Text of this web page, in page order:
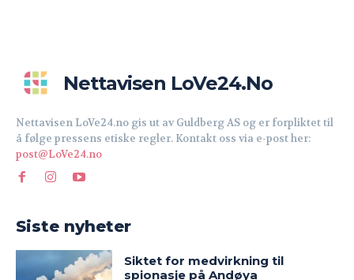
Nettavisen LoVe24.no
Nettavisen LoVe24.no gis ut av Guldberg AS og er forpliktet til
å følge pressens etiske regler. Kontakt oss via e-post her:
post@LoVe24.no
Siste nyheter
Siktet for medvirkning til
spionasje på Andøya